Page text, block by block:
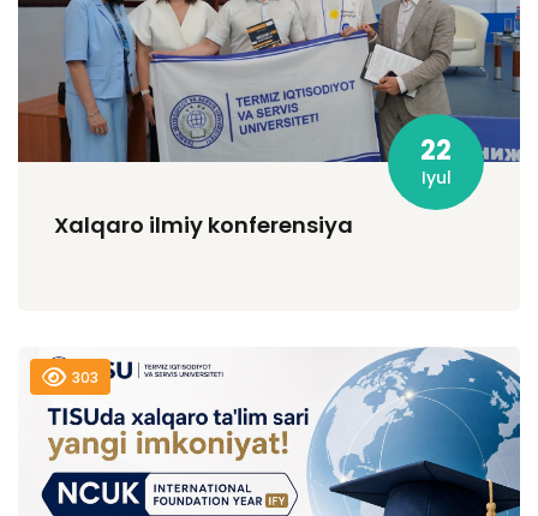
22
Iyul
Xalqaro ilmiy konferensiya
303